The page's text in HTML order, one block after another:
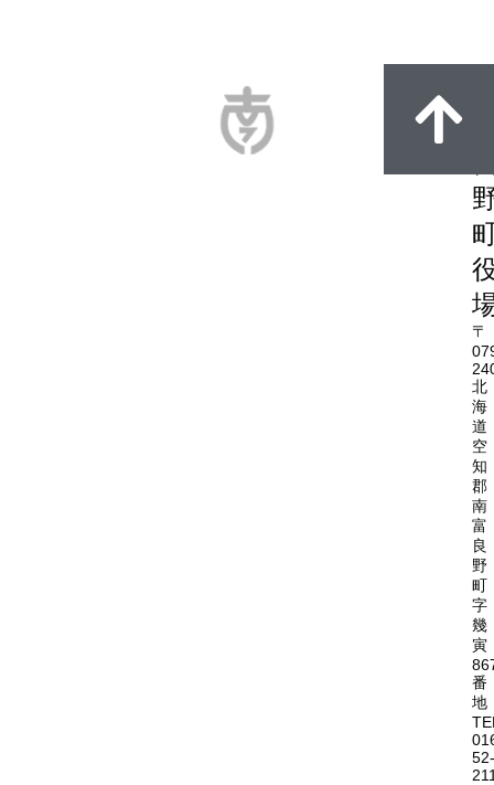
〒
北
海
道
空
知
郡
南
富
良
野
町
字
幾
寅
番
地
52-